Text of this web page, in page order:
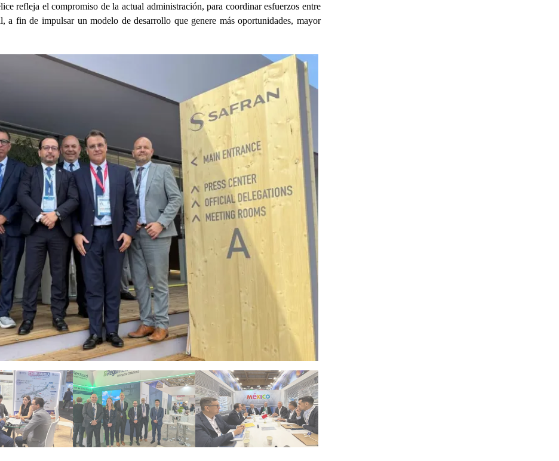
refleja el compromiso de la actual administración, para coordinar esfuerzos entre
a fin de impulsar un modelo de desarrollo que genere más oportunidades, mayor